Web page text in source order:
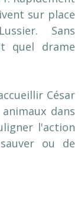
sur place
Sans
quel drame
César
dans
l'action
ou de